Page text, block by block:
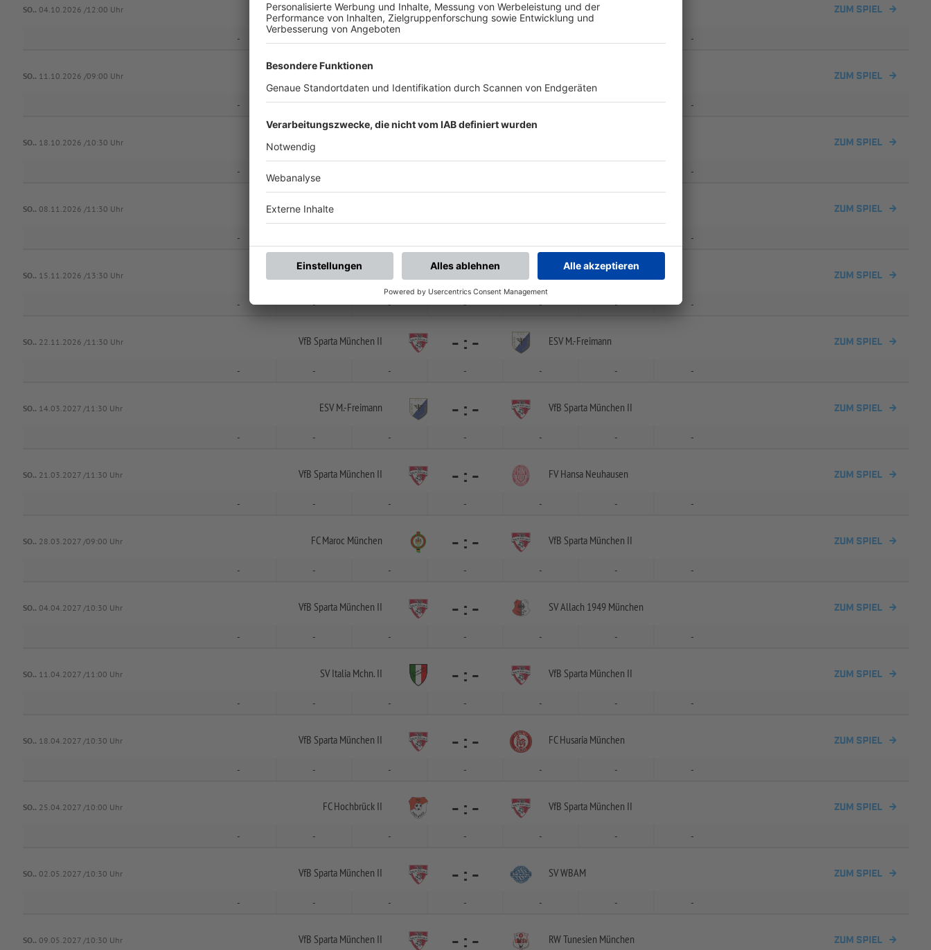
SO.. 04.10.2026 /12:00 Uhr SV WBAM -:- VfB Sparta München II ZUM SPIEL
- -
SO.. 11.10.2026 /09:00 Uhr - - ZUM SPIEL
- - - - - - -
SO.. 18.10.2026 /10:30 Uhr VfB Sparta München II ZUM SPIEL
- -
SO.. 08.11.2026 /11:30 Uhr VfB Sparta München II ZUM SPIEL
- -
SO.. 15.11.2026 /13:30 Uhr FV Hansa Neuhausen -:- VfB Sparta München II ZUM SPIEL
- - - - - - -
SO.. 22.11.2026 /11:30 Uhr VfB Sparta München II - : - ESV M.-Freimann ZUM SPIEL
- - - - - - -
SO.. 14.03.2027 /11:30 Uhr ESV M.-Freimann - : - VfB Sparta München II ZUM SPIEL
- - - - - - -
SO.. 21.03.2027 /11:30 Uhr VfB Sparta München II - : - FV Hansa Neuhausen ZUM SPIEL
- - - - - - -
SO.. 28.03.2027 /09:00 Uhr FC Maroc München - : - VfB Sparta München II ZUM SPIEL
- - - - - - -
SO.. 04.04.2027 /10:30 Uhr VfB Sparta München II - : - SV Allach 1949 München ZUM SPIEL
- - - - - - -
SO.. 11.04.2027 /11:00 Uhr SV Italia Mchn. II - : - VfB Sparta München II ZUM SPIEL
- - - - - - -
SO.. 18.04.2027 /10:30 Uhr VfB Sparta München II - : - FC Husaria München ZUM SPIEL
- - - - - - -
SO.. 25.04.2027 /10:00 Uhr FC Hochbrück II - : - VfB Sparta München II ZUM SPIEL
- - - - - - -
SO.. 02.05.2027 /10:30 Uhr VfB Sparta München II - : - SV WBAM ZUM SPIEL
- - - - - - -
SO.. 09.05.2027 /10:30 Uhr VfB Sparta München II - : - RW Tunesien München ZUM SPIEL